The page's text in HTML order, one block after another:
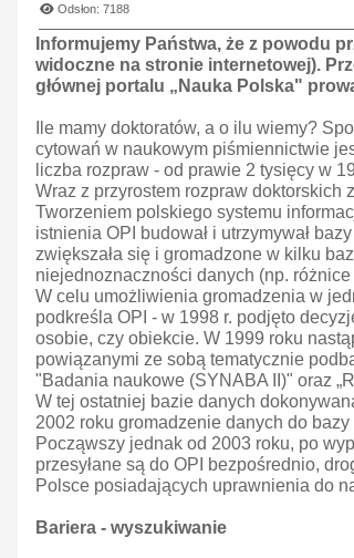
Odsłon: 7188
Informujemy Państwa, że z powodu
widoczne na stronie internetowej).
głównej portalu „Nauka Polska"
Ile mamy doktoratów, a o ilu wiemy?
cytowań w naukowym piśmiennictwie
liczba rozpraw - od prawie 2 tysięcy w
Wraz z przyrostem rozpraw doktorskich
Tworzeniem polskiego systemu
istnienia OPI budował i utrzymywał
zwiększała się i gromadzone w kilku
niejednoznaczności danych (np.
W celu umożliwienia gromadzenia w
podkreśla OPI - w 1998 r. podjęto
osobie, czy obiekcie. W 1999 roku
powiązanymi ze sobą tematycznie
"Badania naukowe (SYNABA II)" oraz
W tej ostatniej bazie danych
2002 roku gromadzenie danych do
Począwszy jednak od 2003 roku, po
przesyłane są do OPI bezpośrednio,
Polsce posiadających uprawnienia do
Bariera - wyszukiwanie